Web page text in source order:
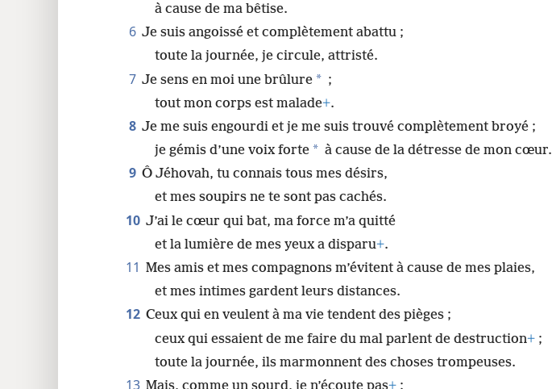
à cause de ma bêtise.
6 Je suis angoissé et complètement abattu ;
toute la journée, je circule, attristé.
7 Je sens en moi une brûlure * ;
tout mon corps est malade+.
8 Je me suis engourdi et je me suis trouvé complètement broyé ;
je gémis d’une voix forte * à cause de la détresse de mon cœur.
9 Ô Jéhovah, tu connais tous mes désirs,
et mes soupirs ne te sont pas cachés.
10 J’ai le cœur qui bat, ma force m’a quitté
et la lumière de mes yeux a disparu+.
11 Mes amis et mes compagnons m’évitent à cause de mes plaies,
et mes intimes gardent leurs distances.
12 Ceux qui en veulent à ma vie tendent des pièges ;
ceux qui essaient de me faire du mal parlent de destruction+ ;
toute la journée, ils marmonnent des choses trompeuses.
13